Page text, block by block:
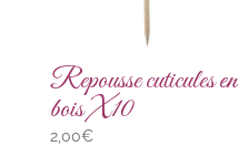
Repousse cuticules en
bois X10
2,00€